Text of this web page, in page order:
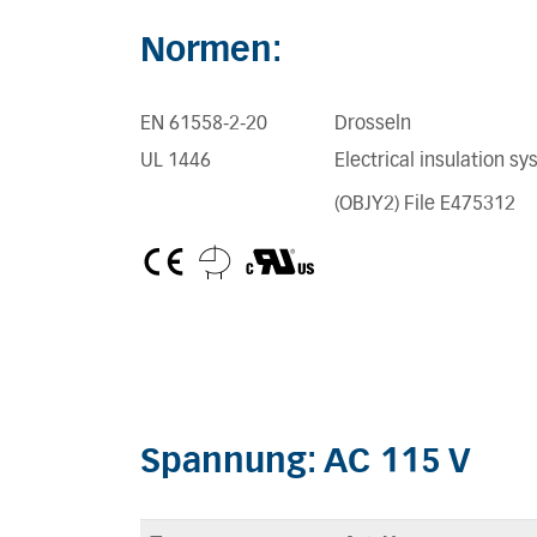
Normen:
EN 61558-2-20
Drosseln
UL 1446
Electrical insulation
(OBJY2) File E475312
Spannung: AC 115 V